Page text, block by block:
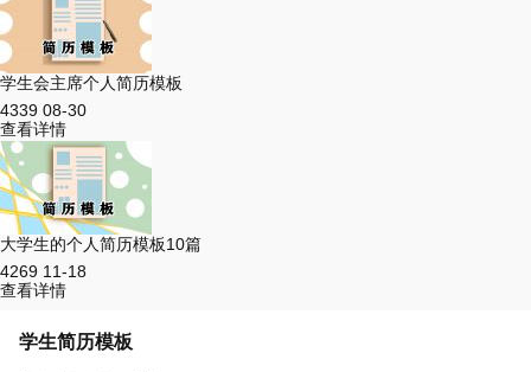
学生会主席个人简历模板
4339 08-30
查看详情
大学生的个人简历模板10篇
4269 11-18
查看详情
学生简历模板